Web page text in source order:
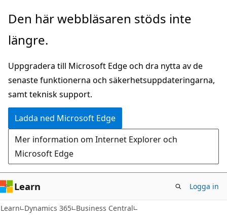
Hoppa
huvudinnehåll
Den här webbläsaren stöds inte
längre.
Uppgradera till Microsoft Edge och dra nytta av de
senaste funktionerna och säkerhetsuppdateringarna,
samt teknisk support.
Ladda ned Microsoft Edge
Mer information om Internet Explorer och
Microsoft Edge
Learn Logga in
Learn Dynamics 365 Business Central